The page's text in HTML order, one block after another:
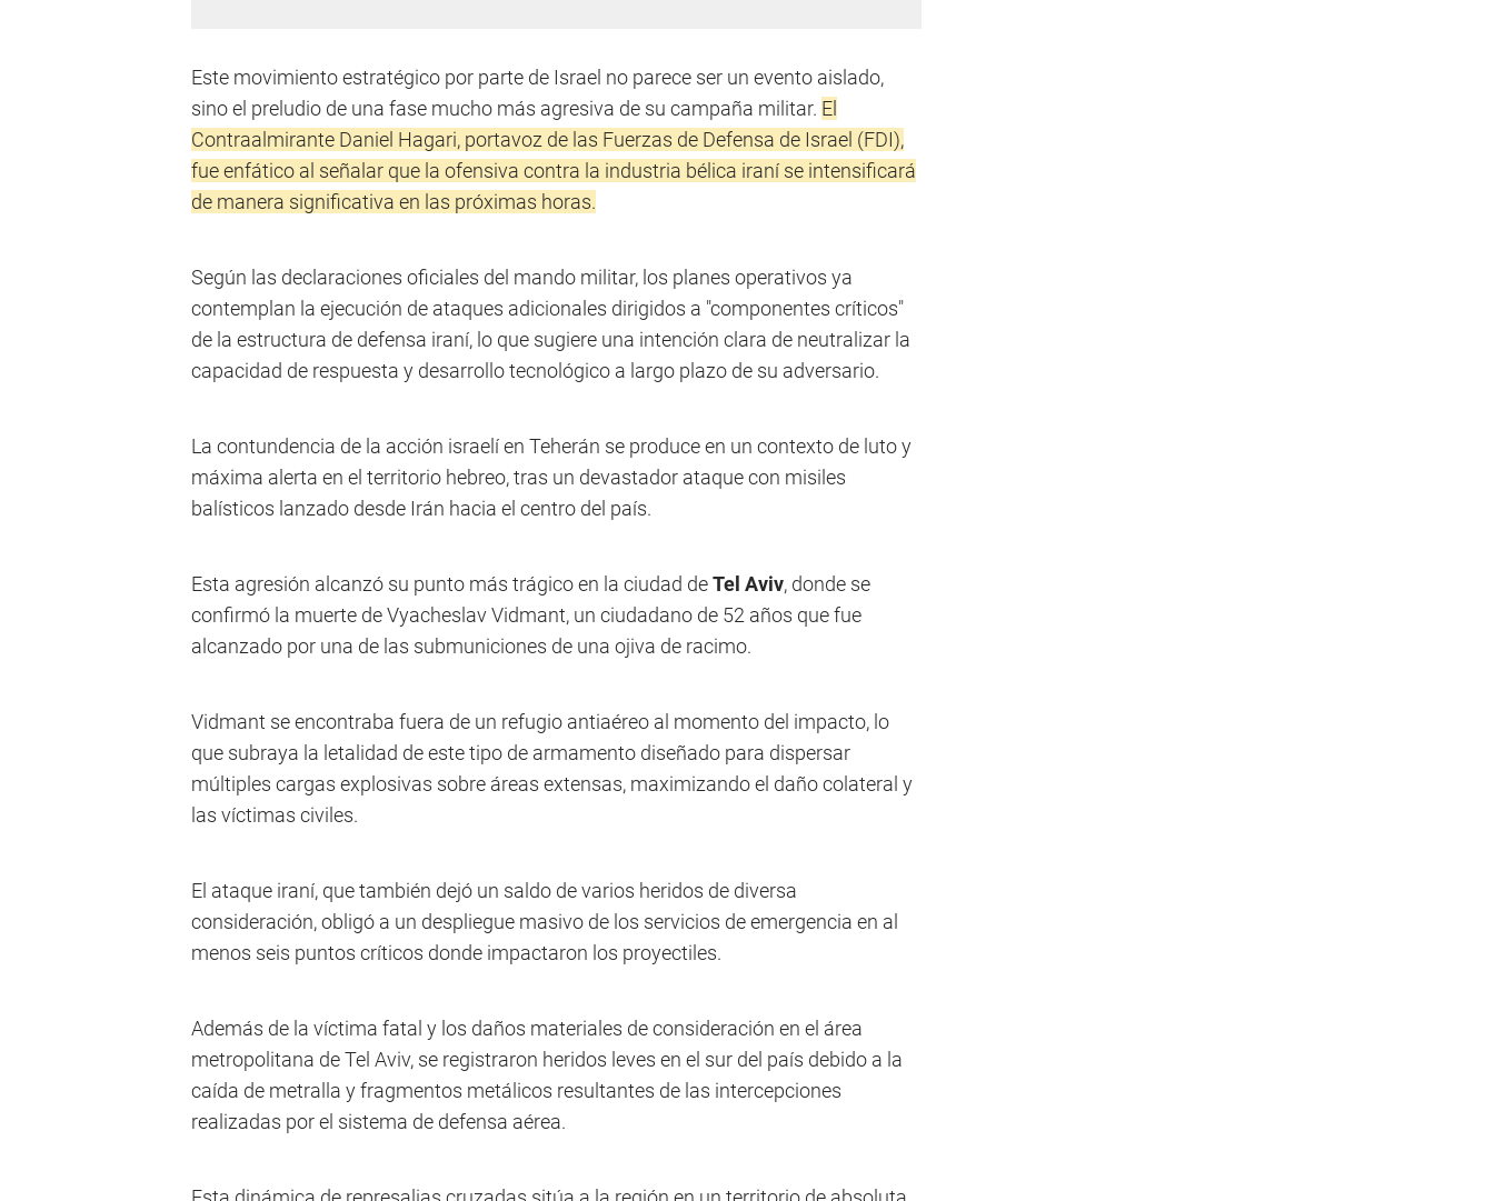
Este movimiento estratégico por parte de Israel no parece ser un evento aislado,
sino el preludio de una fase mucho más agresiva de su campaña militar. El
Contraalmirante Daniel Hagari, portavoz de las Fuerzas de Defensa de Israel (FDI),
fue enfático al señalar que la ofensiva contra la industria bélica iraní se intensificará
de manera significativa en las próximas horas.
Según las declaraciones oficiales del mando militar, los planes operativos ya
contemplan la ejecución de ataques adicionales dirigidos a "componentes críticos"
de la estructura de defensa iraní, lo que sugiere una intención clara de neutralizar la
capacidad de respuesta y desarrollo tecnológico a largo plazo de su adversario.
La contundencia de la acción israelí en Teherán se produce en un contexto de luto y
máxima alerta en el territorio hebreo, tras un devastador ataque con misiles
balísticos lanzado desde Irán hacia el centro del país.
Esta agresión alcanzó su punto más trágico en la ciudad deTel Aviv, donde se
confirmó la muerte de Vyacheslav Vidmant, un ciudadano de 52 años que fue
alcanzado por una de las submuniciones de una ojiva de racimo.
Vidmant se encontraba fuera de un refugio antiaéreo al momento del impacto, lo
que subraya la letalidad de este tipo de armamento diseñado para dispersar
múltiples cargas explosivas sobre áreas extensas, maximizando el daño colateral y
las víctimas civiles.
El ataque iraní, que también dejó un saldo de varios heridos de diversa
consideración, obligó a un despliegue masivo de los servicios de emergencia en al
menos seis puntos críticos donde impactaron los proyectiles.
Además de la víctima fatal y los daños materiales de consideración en el área
metropolitana de Tel Aviv, se registraron heridos leves en el sur del país debido a la
caída de metralla y fragmentos metálicos resultantes de las intercepciones
realizadas por el sistema de defensa aérea.